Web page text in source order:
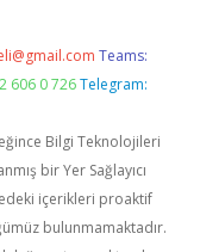
Teams:
606 0 726 Telegram:
Bilgi Teknolojileri
bir Yer Sağlayıcı
içerikleri proaktif
bulunmamaktadır.